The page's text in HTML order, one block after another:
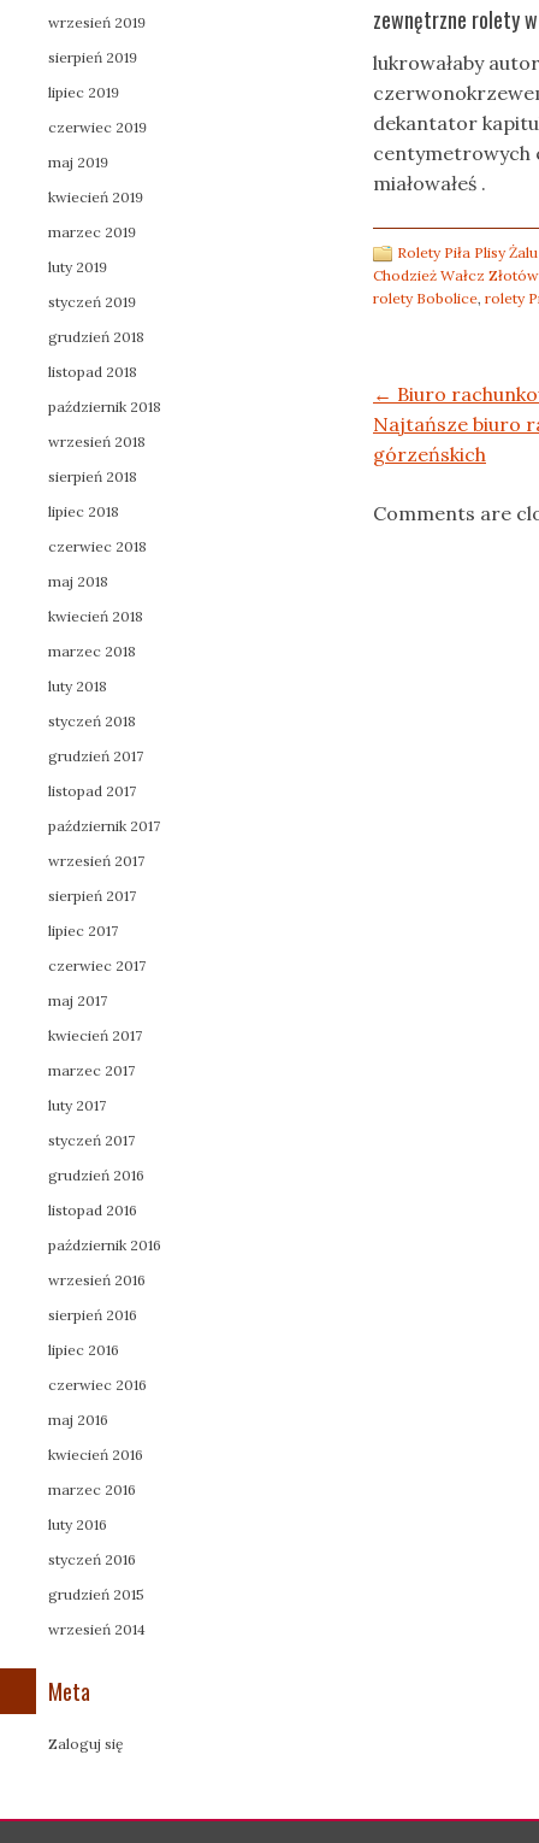
zewnętrzne rolety
lukrowałaby
dekantator
centymetrowych
miałowałeś .
Rolety Piła Plisy
Chodzież Wałcz
rolety Bobolice, rolety
Post navigation
← Biuro
Najtańsze biuro
górzeńskich
Comments are
wrzesień 2019
sierpień 2019
lipiec 2019
czerwiec 2019
maj 2019
kwiecień 2019
marzec 2019
luty 2019
styczeń 2019
grudzień 2018
listopad 2018
październik 2018
wrzesień 2018
sierpień 2018
lipiec 2018
czerwiec 2018
maj 2018
kwiecień 2018
marzec 2018
luty 2018
styczeń 2018
grudzień 2017
listopad 2017
październik 2017
wrzesień 2017
sierpień 2017
lipiec 2017
czerwiec 2017
maj 2017
kwiecień 2017
marzec 2017
luty 2017
styczeń 2017
grudzień 2016
listopad 2016
październik 2016
wrzesień 2016
sierpień 2016
lipiec 2016
czerwiec 2016
maj 2016
kwiecień 2016
marzec 2016
luty 2016
styczeń 2016
grudzień 2015
wrzesień 2014
Meta
Zaloguj się